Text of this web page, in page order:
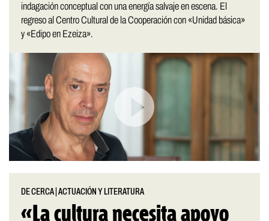
indagación conceptual con una energía salvaje en escena. El
regreso al Centro Cultural de la Cooperación con «Unidad básica»
y «Edipo en Ezeiza».
DE CERCA |ACTUACIÓN Y LITERATURA
«La cultura necesita apoyo